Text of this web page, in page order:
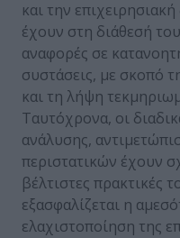
και την
έχουν στη διάθεσή
αναφορές σε
συστάσεις, με σκοπό
και τη λήψη
Ταυτόχρονα, οι
ανάλυσης,
περιστατικών έχουν
βέλτιστες πρακτικές
εξασφαλίζεται η
ελαχιστοποίηση της